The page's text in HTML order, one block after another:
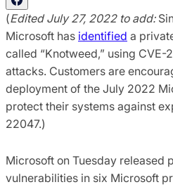
(Edited July 27, 2022 to add:
Microsoft has identified a
called “Knotweed,” using
attacks. Customers are
deployment of the July 2022
protect their systems against
22047.)
Microsoft on Tuesday released
vulnerabilities in six Microsoft